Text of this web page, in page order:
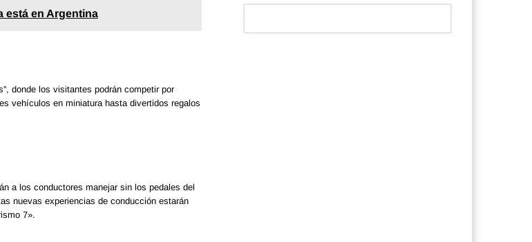
está en Argentina
donde los visitantes podrán competir por
vehículos en miniatura hasta divertidos regalos
a los conductores manejar sin los pedales del
nuevas experiencias de conducción estarán
7».